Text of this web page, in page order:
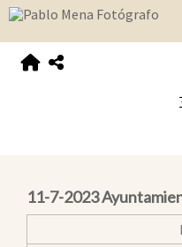
11-7-2023